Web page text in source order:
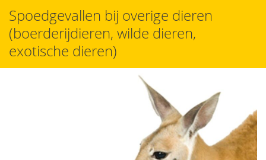
Direct
naar
het
inhoud
Spoedgevallen bij overige dieren
(boerderijdieren, wilde dieren,
exotische dieren)